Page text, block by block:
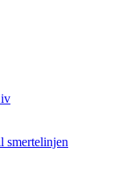
smertelinjen